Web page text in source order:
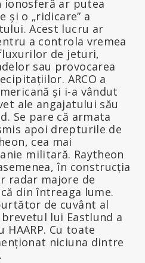
ar putea
și o „ridicare” a
Acest lucru ar
a controla vremea
de jeturi,
sau provocarea
ARCO a
și i-a vândut
ale angajatului său
Se pare că armata
apoi drepturile de
cea mai
militară. Raytheon
în construcția
radar majore de
din întreaga lume.
de cuvânt al
brevetul lui Eastlund a
Cu toate
niciuna dintre